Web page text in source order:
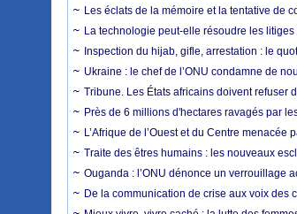
Les éclats de la mémoire et la tentative de
La technologie peut-elle résoudre les
Inspection du hijab, gifle, arrestation : le
Ukraine : le chef de l’ONU condamne de
Tribune. Les États africains doivent refuser
Près de 6 millions d'hectares ravagés par
L’Afrique de l’Ouest et du Centre menacée
Traite des êtres humains : les nouveaux
Ouganda : l’ONU dénonce un verrouillage
De la communication de crise aux voix des